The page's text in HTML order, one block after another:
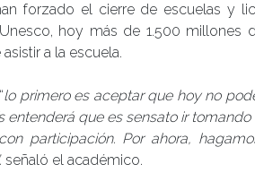
forzado el cierre de escuelas y
hoy más de 1.500 millones
a la escuela.
lo primero es aceptar que hoy no
entenderá que es sensato ir
participación. Por ahora,
señaló el académico.